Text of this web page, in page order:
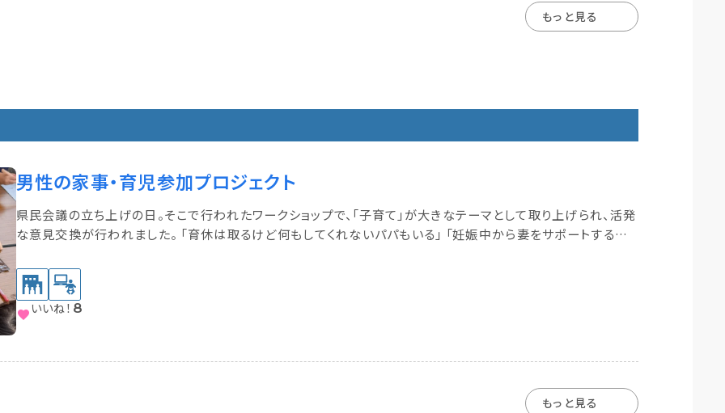
もっと見る
男性の家事・育児参加プロジェクト
県民会議の立ち上げの日。そこで行われたワークショップで、「子育て」が大きなテーマとして取り上げられ、活発
な意見交換が行われました。 「育休は取るけど何もしてくれないパパもいる」 「妊娠中から妻をサポートする方
いいね！ 8
もっと見る